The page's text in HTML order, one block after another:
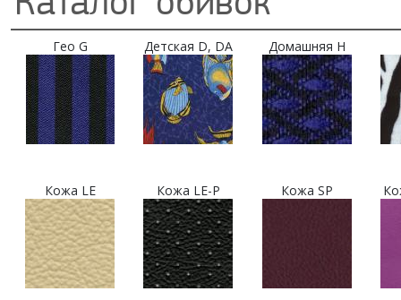
Гео G Детская D, DA Домашняя H
Кожа LE Кожа LE-P Кожа SP